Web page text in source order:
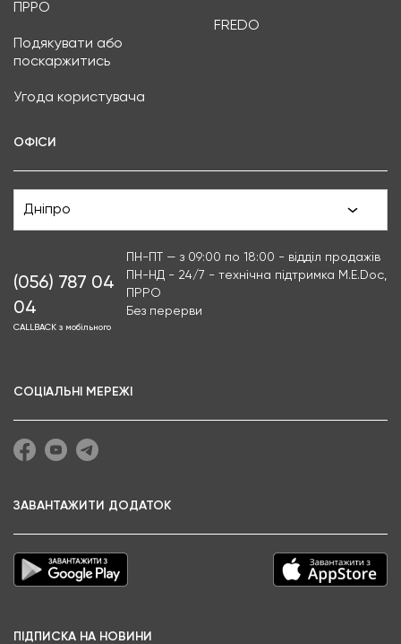
ПРРО
Подякувати або
поскаржитись
Угода користувача
FREDO
ОФІСИ
Дніпро
(056) 787 04
04
CALLBACK з мобільного
ПН-ПТ — з 09:00 по 18:00 - відділ продажів
ПН-НД - 24/7 - технічна підтримка M.E.Doc,
ПРРО
Без перерви
СОЦІАЛЬНІ МЕРЕЖІ
ЗАВАНТАЖИТИ ДОДАТОК
ПІДПИСКА НА НОВИНИ